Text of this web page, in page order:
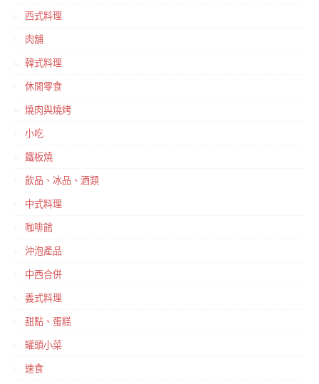
西式料理
肉舖
韓式料理
休閒零食
燒肉與燒烤
小吃
鐵板燒
飲品、冰品、酒類
中式料理
咖啡館
沖泡產品
中西合併
義式料理
甜點、蛋糕
罐頭小菜
速食